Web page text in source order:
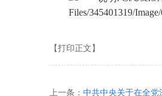
【打印正文】
上一条： 中共中央关于在全